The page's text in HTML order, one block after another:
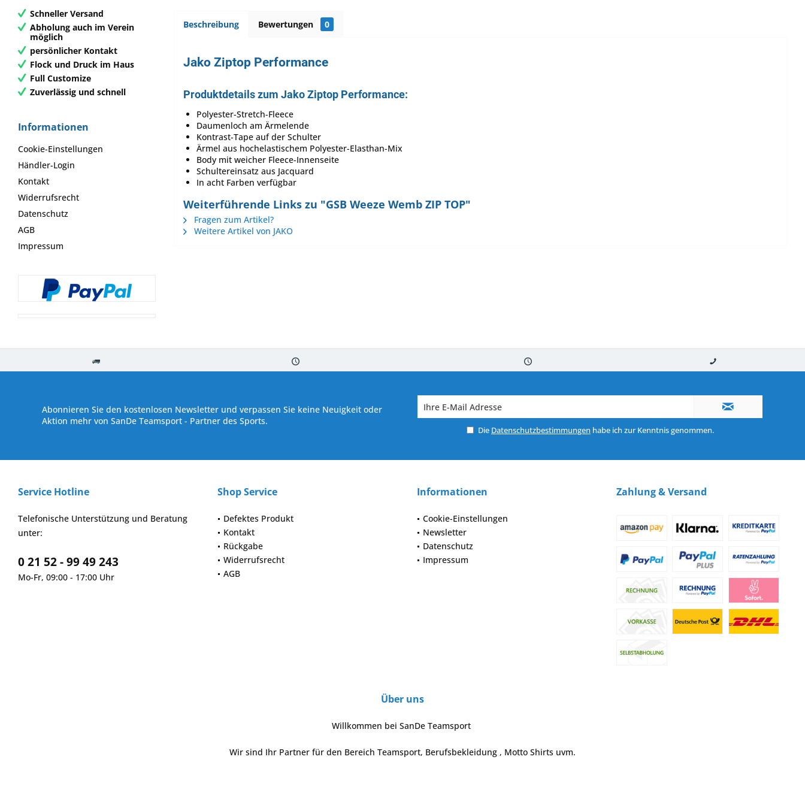
Schneller Versand
Abholung auch im Verein
möglich
persönlicher Kontakt
Flock und Druck im Haus
Full Customize
Zuverlässig und schnell
Informationen
Cookie-Einstellungen
Händler-Login
Kontakt
Widerrufsrecht
Datenschutz
AGB
Impressum
Beschreibung Bewertungen 0
Jako Ziptop Performance
Produktdetails zum Jako Ziptop Performance:
Polyester-Stretch-Fleece
Daumenloch am Ärmelende
Kontrast-Tape auf der Schulter
Ärmel aus hochelastischem Polyester-Elasthan-Mix
Body mit weicher Fleece-Innenseite
Schultereinsatz aus Jacquard
In acht Farben verfügbar
Weiterführende Links zu "GSB Weeze Wemb ZIP TOP"
Fragen zum Artikel?
Weitere Artikel von JAKO
Abonnieren Sie den kostenlosen Newsletter und verpassen Sie keine Neuigkeit oder
Aktion mehr von SanDe Teamsport - Partner des Sports.
Die Datenschutzbestimmungen habe ich zur Kenntnis genommen.
Service Hotline
Telefonische Unterstützung und Beratung
unter:
0 21 52 - 99 49 243
Mo-Fr, 09:00 - 17:00 Uhr
Shop Service
Defektes Produkt
Kontakt
Rückgabe
Widerrufsrecht
AGB
Informationen
Cookie-Einstellungen
Newsletter
Datenschutz
Impressum
Zahlung & Versand
Über uns
Willkommen bei SanDe Teamsport
Wir sind Ihr Partner für den Bereich Teamsport, Berufsbekleidung , Motto Shirts uvm.